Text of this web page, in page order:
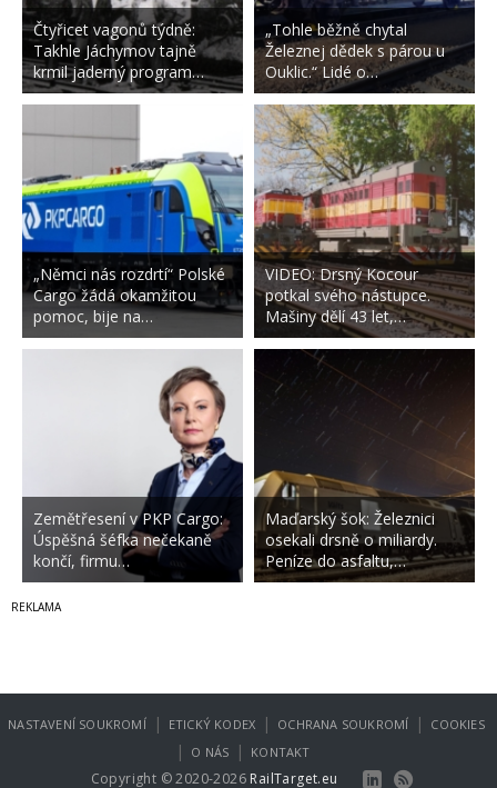
Čtyřicet vagonů týdně:
Takhle Jáchymov tajně
krmil jaderný program…
„Němci nás rozdrtí“ Polské
Cargo žádá okamžitou
pomoc, bije na…
Zemětřesení v PKP Cargo:
Úspěšná šéfka nečekaně
končí, firmu…
„Tohle běžně chytal
Železnej dědek s párou u
Ouklic.“ Lidé o…
VIDEO: Drsný Kocour
potkal svého nástupce.
Mašiny dělí 43 let,…
Maďarský šok: Železnici
osekali drsně o miliardy.
Peníze do asfaltu,…
NASTAVENÍ SOUKROMÍ | ETICKÝ KODEX | OCHRANA SOUKROMÍ | COOKIES
| O NÁS | KONTAKT
Copyright © 2020-2026 RailTarget.eu